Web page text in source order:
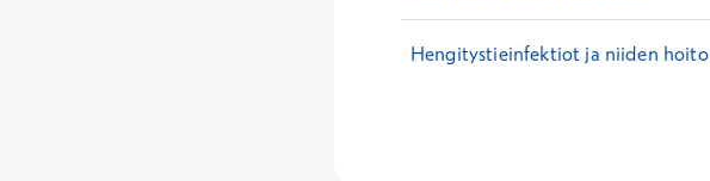
Hengitystieinfektiot ja niiden hoito